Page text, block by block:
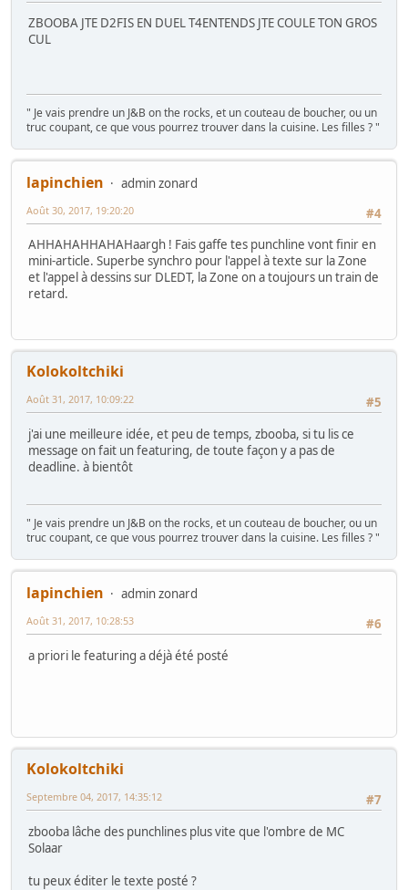
ZBOOBA JTE D2FIS EN DUEL T4ENTENDS JTE COULE TON GROS
CUL
" Je vais prendre un J&B on the rocks, et un couteau de boucher, ou un
truc coupant, ce que vous pourrez trouver dans la cuisine. Les filles ? "
lapinchien
admin zonard
#4
Août 30, 2017, 19:20:20
AHHAHAHHAHAHaargh ! Fais gaffe tes punchline vont finir en
mini-article. Superbe synchro pour l'appel à texte sur la Zone
et l'appel à dessins sur DLEDT, la Zone on a toujours un train de
retard.
Kolokoltchiki
#5
Août 31, 2017, 10:09:22
j'ai une meilleure idée, et peu de temps, zbooba, si tu lis ce
message on fait un featuring, de toute façon y a pas de
deadline. à bientôt
" Je vais prendre un J&B on the rocks, et un couteau de boucher, ou un
truc coupant, ce que vous pourrez trouver dans la cuisine. Les filles ? "
lapinchien
admin zonard
#6
Août 31, 2017, 10:28:53
a priori le featuring a déjà été posté
Kolokoltchiki
#7
Septembre 04, 2017, 14:35:12
zbooba lâche des punchlines plus vite que l'ombre de MC
Solaar
tu peux éditer le texte posté ?